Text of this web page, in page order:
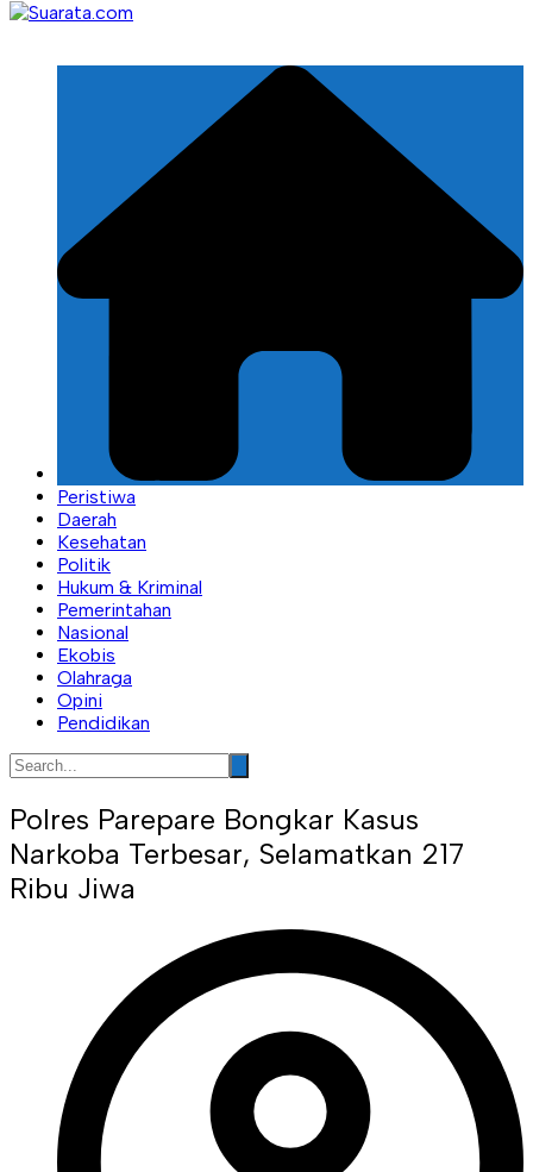
Peristiwa
Daerah
Kesehatan
Politik
Hukum & Kriminal
Pemerintahan
Nasional
Ekobis
Olahraga
Opini
Pendidikan
Polres Parepare Bongkar Kasus
Narkoba Terbesar, Selamatkan 217
Ribu Jiwa